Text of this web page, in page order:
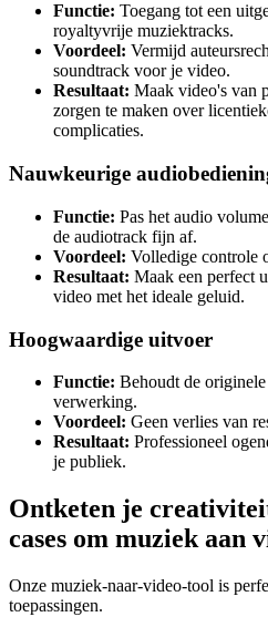
Functie: Toegang tot een
royaltyvrije muziektracks.
Voordeel: Vermijd
soundtrack voor je video.
Resultaat: Maak video's van
zorgen te maken over
complicaties.
Nauwkeurige
Functie: Pas het audio
de audiotrack fijn af.
Voordeel: Volledige controle
Resultaat: Maak een perfect
video met het ideale geluid.
Hoogwaardige uitvoer
Functie: Behoudt de
verwerking.
Voordeel: Geen verlies van
Resultaat: Professioneel
je publiek.
Ontketen je
cases om muziek aan
Onze muziek-naar-video-tool is
toepassingen.